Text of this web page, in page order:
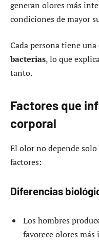
generan olores más
condiciones de mayor
Cada persona tiene una
bacterias, lo que
tanto.
Factores que
corporal
El olor no depende
factores:
Diferencias
Los hombres
favorece olores más